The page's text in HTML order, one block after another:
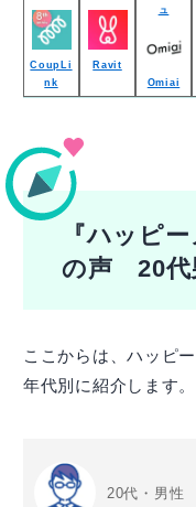
CoupLi
nk
Ravit
ュ
Omiai
『ハッピ
の声 20代
ここからは、ハッピ
年代別に紹介します。
20代・男性